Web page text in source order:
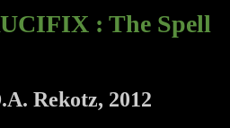
: The Spell
Rekotz, 2012